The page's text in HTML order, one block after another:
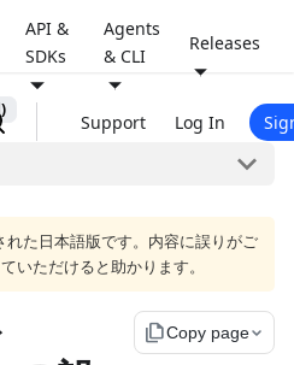
API &
SDKs
Agents
& CLI
Releases
Support Log In
た日本語版です。内容に誤りがご
いただけると助かります。
file_copyCopy page